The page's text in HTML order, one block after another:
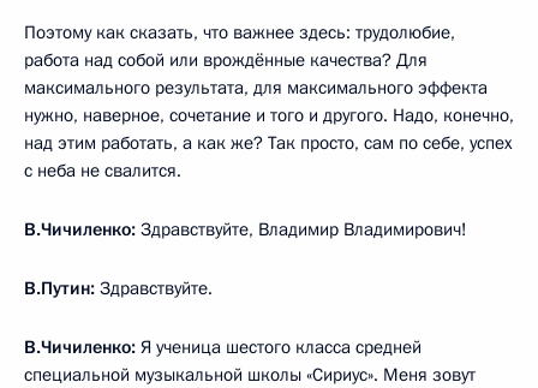
Поэтому как сказать, что важнее здесь: трудолюбие,
работа над собой или врождённые качества? Для
максимального результата, для максимального эффекта
нужно, наверное, сочетание и того и другого. Надо, конечно,
над этим работать, а как же? Так просто, сам по себе, успех
с неба не свалится.
В.Чичиленко: Здравствуйте, Владимир Владимирович!
В.Путин: Здравствуйте.
В.Чичиленко: Я ученица шестого класса средней
специальной музыкальной школы «Сириус». Меня зовут